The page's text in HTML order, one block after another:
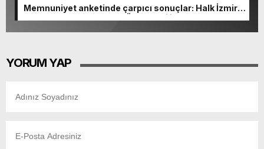
Memnuniyet anketinde çarpıcı sonuçlar: Halk İzmirli
başkanlardan memnun, Ömer Eşki ilk sırada
YORUM YAP